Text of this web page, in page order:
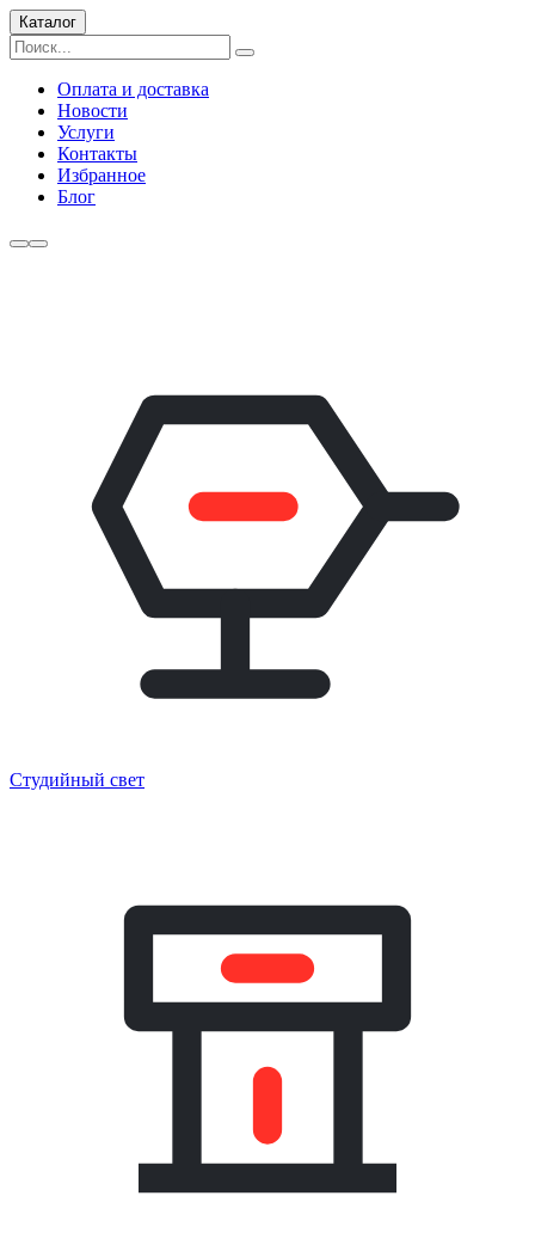
Каталог
Оплата и доставка
Новости
Услуги
Контакты
Избранное
Блог
Студийный свет